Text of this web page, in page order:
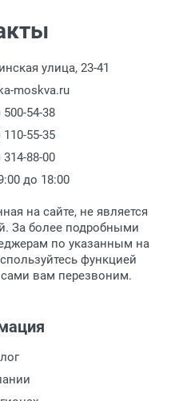
товара производится
на пункте
на расчетный счет.
с 11:00 до 15:00, в
г. Москва,
17, корпус 1,
(499) 110-55-35.
поступает в пункт
связывается с
о поступлении
товара при себе
в течение 3
поступления на
за хранение
улица, 23-41
moskva.ru
54-38
55-35
88-00
до 18:00
на сайте, не является
За более подробными
по указанным на
функцией
вам перезвоним.